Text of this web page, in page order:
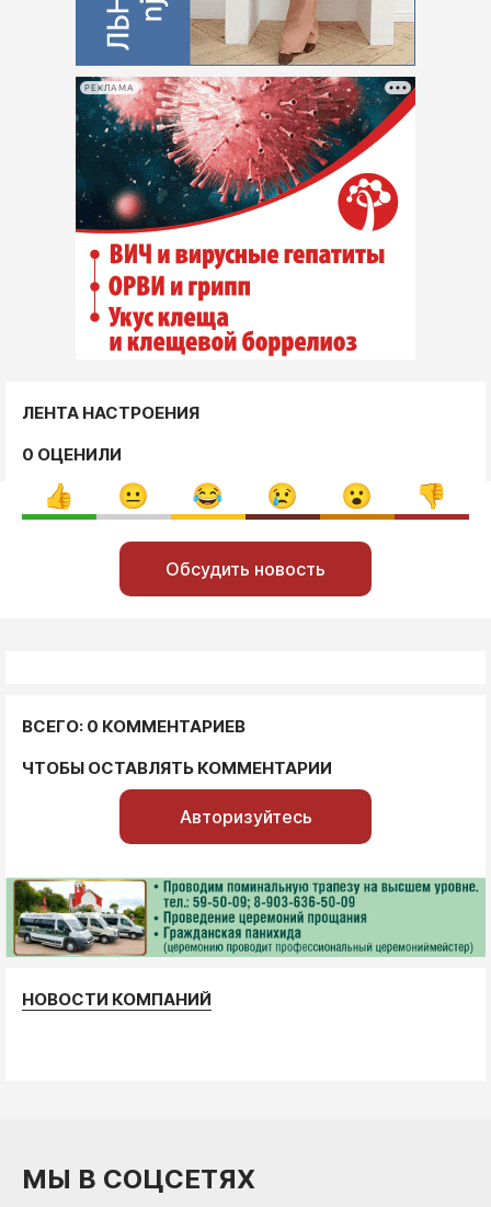
РЕКЛАМА
ЛЕНТА НАСТРОЕНИЯ
0 ОЦЕНИЛИ
Обсудить новость
ВСЕГО: 0 КОММЕНТАРИЕВ
ЧТОБЫ ОСТАВЛЯТЬ КОММЕНТАРИИ
Авторизуйтесь
НОВОСТИ КОМПАНИЙ
МЫ В СОЦСЕТЯХ